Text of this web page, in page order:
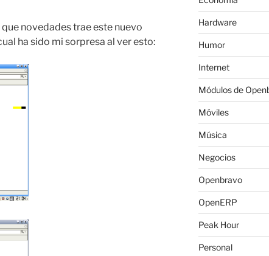
novedades trae este nuevo
ha sido mi sorpresa al ver esto:
Hardware
Humor
Internet
Módulos de
Móviles
Música
Negocios
Openbravo
OpenERP
Peak Hour
Personal